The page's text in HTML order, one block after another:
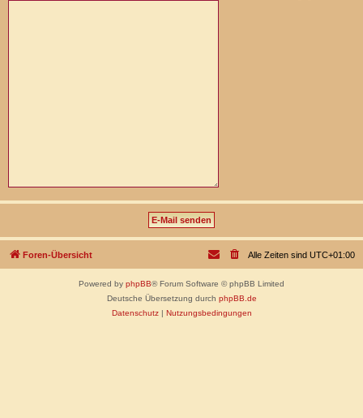
Foren-Übersicht Alle Zeiten sind UTC+01:00
Powered by phpBB® Forum Software © phpBB Limited
Deutsche Übersetzung durch phpBB.de
Datenschutz| Nutzungsbedingungen